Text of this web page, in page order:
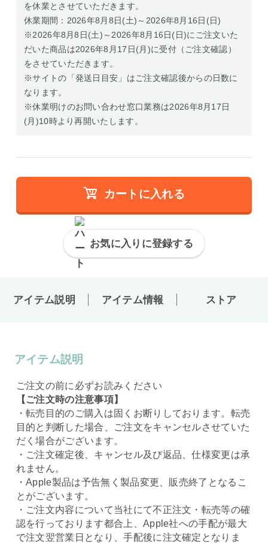
を休業とさせていただきます。
休業期間：2026年8月8日(土)～2026年8月16日(日)
※2026年8月8日(土)～2026年8月16日(日)にご注文いた
だいた商品は2026年8月17日(月)に受付（ご注文確認）
をさせていただきます。
※サイトの「発送日目安」はご注文確認後からの日数に
なります。
※休業明けのお問い合わせ窓口業務は2026年8月17日
(月)10時より再開いたします。
カートに入れる
お気に入りに登録する
アイテム説明 アイテム情報 ストア
アイテム説明
ご注文の前に必ずお読みください
【ご注文時の注意事項】
・転売目的のご購入は固くお断りしております。転売
目的と判断した場合、ご注文をキャンセルさせていた
だく場合がございます。
・ご注文確定後、キャンセル及び返品、仕様変更は承
れません。
・Apple製品は予告無く製品変更、販売終了となるこ
とがございます。
・ご注文内容について当社にて不正注文・転売等の確
認を行っております都合上、Apple社への手配が最大
で注文翌営業日となり、手配後に注文確定となりま